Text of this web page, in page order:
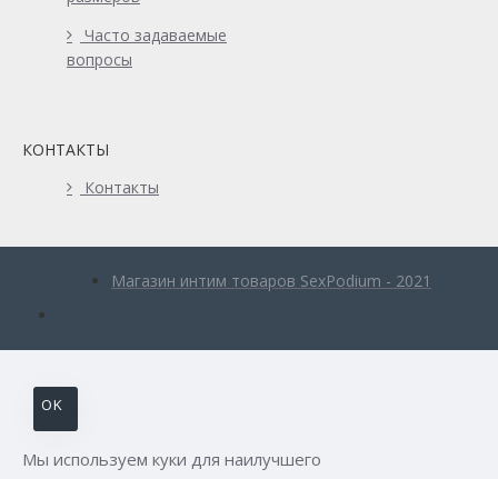
Часто задаваемые
вопросы
КОНТАКТЫ
Контакты
Магазин интим товаров SexPodium - 2021
OK
Мы используем куки для наилучшего